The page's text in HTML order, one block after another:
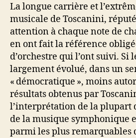
La longue carrière et
musicale de Toscanini,
attention à chaque note de
en ont fait la référence
d’orchestre qui l’ont suivi. Si
largement évolué, dans un
« démocratique », moins
résultats obtenus par
l’interprétation de la plupart
de la musique symphonique
parmi les plus remarquables